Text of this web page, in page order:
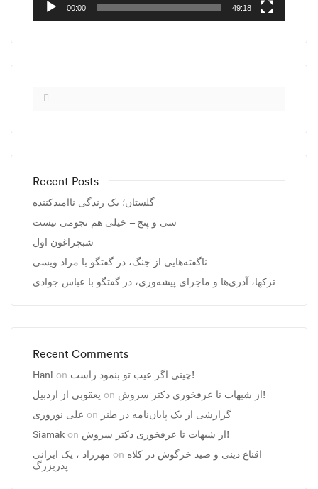
00:00 49:18
Recent Posts
گلستان؛ یک زندگی ناامیدکننده
سی و پنج – خیلی هم نجومی نیست
شبچراغون اول
ناگفته‌هایی از جنگ، در گفتگو با مراد ویسی
ترکها، آذری‌ها و ماجرای پیشه‌وری، در گفتگو با عباس جوادی
Recent Comments
Hani on
چینی اگر عیب تو بنمود راست!
یعقوبی از اردبیل on
از شبهات تا عرقخوری دکتر سروش!
علی نوروزی on گزارشی از یک پایان‌نامه در طنز
Siamak on
از شبهات تا عرقخوری دکتر سروش!
مهرزاد ، يک ايرانی on اقناع دینی و صید خرگوش در کلاه
پدربزرگ